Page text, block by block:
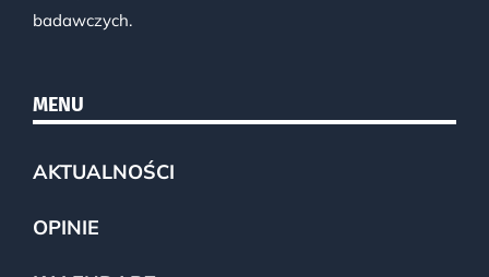
badawczych.
MENU
AKTUALNOŚCI
OPINIE